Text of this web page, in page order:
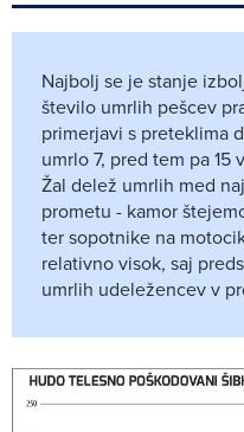
Najbolj se je stanje
število umrlih pešcev
primerjavi s preteklima
umrlo 7, pred tem pa 15
Žal delež umrlih med
prometu - kamor
ter sopotnike na
relativno visok, saj
umrlih udeležencev v